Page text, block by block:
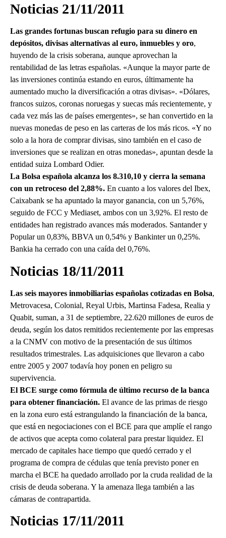
Noticias 21/11/2011
Las grandes fortunas buscan refugio para su dinero en
depósitos, divisas alternativas al euro, inmuebles y oro,
huyendo de la crisis soberana, aunque aprovechan la
rentabilidad de las letras españolas. «Aunque la mayor parte de
las inversiones continúa estando en euros, últimamente ha
aumentado mucho la diversificación a otras divisas». «Dólares,
francos suizos, coronas noruegas y suecas más recientemente, y
cada vez más las de países emergentes», se han convertido en la
nuevas monedas de peso en las carteras de los más ricos. «Y no
solo a la hora de comprar divisas, sino también en el caso de
inversiones que se realizan en otras monedas», apuntan desde la
entidad suiza Lombard Odier.
La Bolsa española alcanza los 8.310,10 y cierra la semana
con un retroceso del 2,88%. En cuanto a los valores del Ibex,
Caixabank se ha apuntado la mayor ganancia, con un 5,76%,
seguido de FCC y Mediaset, ambos con un 3,92%. El resto de
entidades han registrado avances más moderados. Santander y
Popular un 0,83%, BBVA un 0,54% y Bankinter un 0,25%.
Bankia ha cerrado con una caída del 0,76%.
Noticias 18/11/2011
Las seis mayores inmobiliarias españolas cotizadas en Bolsa,
Metrovacesa, Colonial, Reyal Urbis, Martinsa Fadesa, Realia y
Quabit, suman, a 31 de septiembre, 22.620 millones de euros de
deuda, según los datos remitidos recientemente por las empresas
a la CNMV con motivo de la presentación de sus últimos
resultados trimestrales. Las adquisiciones que llevaron a cabo
entre 2005 y 2007 todavía hoy ponen en peligro su
supervivencia.
El BCE surge como fórmula de último recurso de la banca
para obtener financiación. El avance de las primas de riesgo
en la zona euro está estrangulando la financiación de la banca,
que está en negociaciones con el BCE para que amplíe el rango
de activos que acepta como colateral para prestar liquidez. El
mercado de capitales hace tiempo que quedó cerrado y el
programa de compra de cédulas que tenía previsto poner en
marcha el BCE ha quedado arrollado por la cruda realidad de la
crisis de deuda soberana. Y la amenaza llega también a las
cámaras de contrapartida.
Noticias 17/11/2011